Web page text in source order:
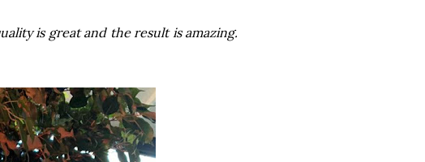
is great and the result is amazing.